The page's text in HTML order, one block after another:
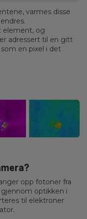
varmes disse
element, og
adressert til en gitt
en pixel i det
opp fotoner fra
gjennom optikken i
til elektroner